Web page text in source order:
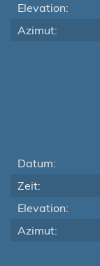
Elevation:
Azimut:
Datum:
Zeit:
Elevation:
Azimut: